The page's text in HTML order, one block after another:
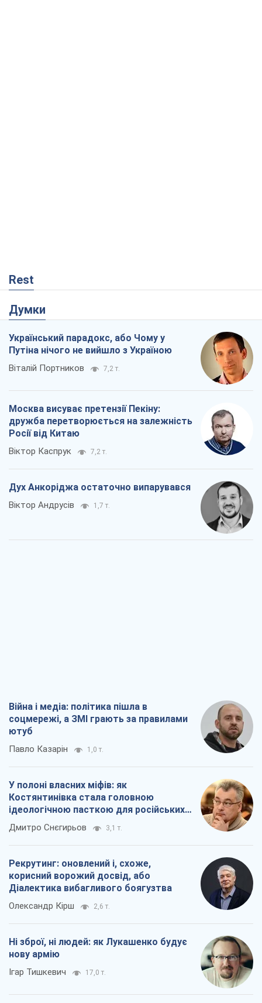
Rest
Думки
Український парадокс, або Чому у
Путіна нічого не вийшло з Україною
Віталій Портников 7,2 т.
Москва висуває претензії Пекіну:
дружба перетворюється на залежність
Росії від Китаю
Віктор Каспрук 7,2 т.
Дух Анкоріджа остаточно випарувався
Віктор Андрусів 1,7 т.
Війна і медіа: політика пішла в
соцмережі, а ЗМІ грають за правилами
ютуб
Павло Казарін 1,0 т.
У полоні власних міфів: як
Костянтинівка стала головною
ідеологічною пасткою для російських
окупантів
Дмитро Снєгирьов 3,1 т.
Рекрутинг: оновлений і, схоже,
корисний ворожий досвід, або
Діалектика вибагливого боягузтва
Олександр Кірш 2,6 т.
Ні зброї, ні людей: як Лукашенко будує
нову армію
Ігар Тишкевич 17,0 т.